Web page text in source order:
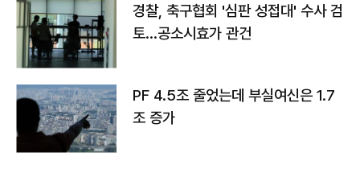
경찰, 축구협회 '심판 성접대' 수사 검
토…공소시효가 관건
PF 4.5조 줄었는데 부실여신은 1.7
조 증가